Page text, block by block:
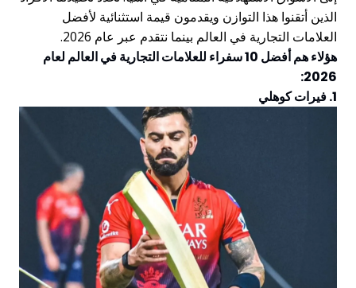
الذين أتقنوا هذا التوازن ويقدمون قيمة استثنائية لأفضل
العلامات التجارية في العالم بينما نتقدم عبر عام 2026.
هؤلاء هم أفضل 10 سفراء للعلامات التجارية في العالم لعام
2026:
1. فيرات كوهلي